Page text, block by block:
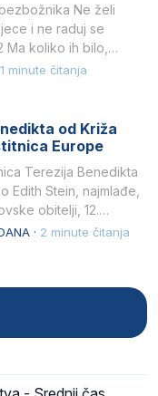
Ne želi
i ne raduj se
Ma koliko ih bilo,…
minute čitanja
od Križa
Europe
Terezija Benedikta
Edith Stein, najmlađe,
obitelji, 12.
· 2 minute čitanja